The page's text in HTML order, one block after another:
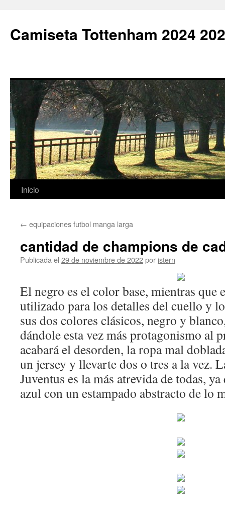
Camiseta Tottenham 2024
Saltar
contenido
Inicio
← equipaciones futbol manga larga
cantidad de champions de
Publicada el 29 de noviembre de 2022por istern
El negro es el color base, mientras que
utilizado para los detalles del cuello y
sus dos colores clásicos, negro y
dándole esta vez más protagonismo al
acabará el desorden, la ropa mal
un jersey y llevarte dos o tres a la vez.
Juventus es la más atrevida de todas,
azul con un estampado abstracto de lo